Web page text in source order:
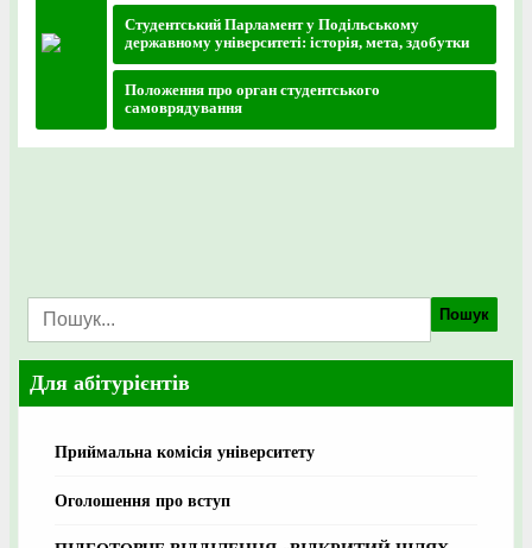
Студентський Парламент у Подільському
державному університеті: історія, мета, здобутки
Положення про орган студентського
самоврядування
Пошук
Для абітурієнтів
Приймальна комісія університету
Оголошення про вступ